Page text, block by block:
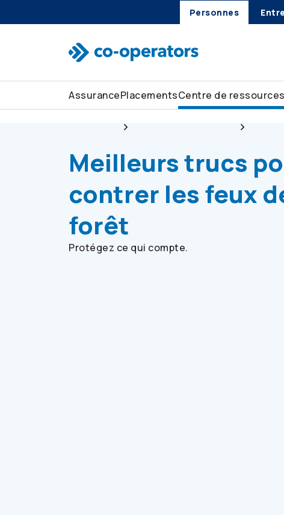
Personnes
AssurancePlacementsCentre de ressources
Meilleurs trucs
contrer les feux
forêt
Protégez ce qui compte.